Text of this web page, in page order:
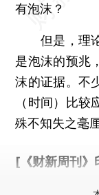
有泡沫？
但是，理论
是泡沫的预兆
沫的证据。不
（时间）比较
殊不知失之毫
[《财新周刊》